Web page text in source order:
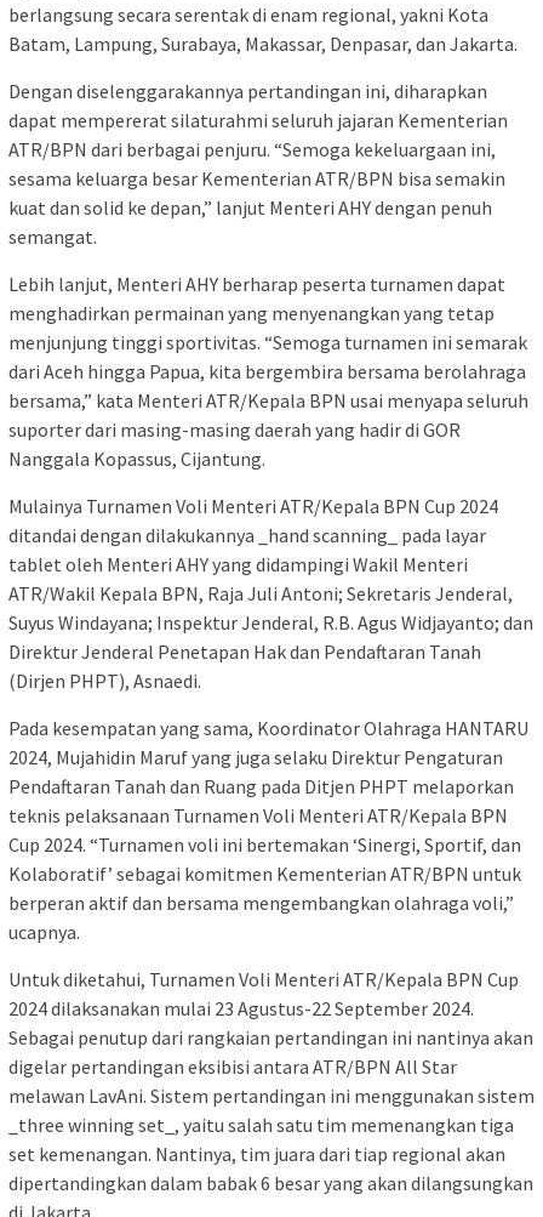
berlangsung secara serentak di enam regional, yakni Kota
Batam, Lampung, Surabaya, Makassar, Denpasar, dan Jakarta.
Dengan diselenggarakannya pertandingan ini, diharapkan
dapat mempererat silaturahmi seluruh jajaran Kementerian
ATR/BPN dari berbagai penjuru. “Semoga kekeluargaan ini,
sesama keluarga besar Kementerian ATR/BPN bisa semakin
kuat dan solid ke depan,” lanjut Menteri AHY dengan penuh
semangat.
Lebih lanjut, Menteri AHY berharap peserta turnamen dapat
menghadirkan permainan yang menyenangkan yang tetap
menjunjung tinggi sportivitas. “Semoga turnamen ini semarak
dari Aceh hingga Papua, kita bergembira bersama berolahraga
bersama,” kata Menteri ATR/Kepala BPN usai menyapa seluruh
suporter dari masing-masing daerah yang hadir di GOR
Nanggala Kopassus, Cijantung.
Mulainya Turnamen Voli Menteri ATR/Kepala BPN Cup 2024
ditandai dengan dilakukannya _hand scanning_ pada layar
tablet oleh Menteri AHY yang didampingi Wakil Menteri
ATR/Wakil Kepala BPN, Raja Juli Antoni; Sekretaris Jenderal,
Suyus Windayana; Inspektur Jenderal, R.B. Agus Widjayanto; dan
Direktur Jenderal Penetapan Hak dan Pendaftaran Tanah
(Dirjen PHPT), Asnaedi.
Pada kesempatan yang sama, Koordinator Olahraga HANTARU
2024, Mujahidin Maruf yang juga selaku Direktur Pengaturan
Pendaftaran Tanah dan Ruang pada Ditjen PHPT melaporkan
teknis pelaksanaan Turnamen Voli Menteri ATR/Kepala BPN
Cup 2024. “Turnamen voli ini bertemakan ‘Sinergi, Sportif, dan
Kolaboratif’ sebagai komitmen Kementerian ATR/BPN untuk
berperan aktif dan bersama mengembangkan olahraga voli,”
ucapnya.
Untuk diketahui, Turnamen Voli Menteri ATR/Kepala BPN Cup
2024 dilaksanakan mulai 23 Agustus-22 September 2024.
Sebagai penutup dari rangkaian pertandingan ini nantinya akan
digelar pertandingan eksibisi antara ATR/BPN All Star
melawan LavAni. Sistem pertandingan ini menggunakan sistem
_three winning set_, yaitu salah satu tim memenangkan tiga
set kemenangan. Nantinya, tim juara dari tiap regional akan
dipertandingkan dalam babak 6 besar yang akan dilangsungkan
di Jakarta.